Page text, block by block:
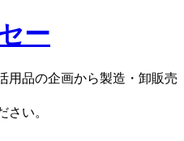
用品の企画から製造・卸販売
さい。